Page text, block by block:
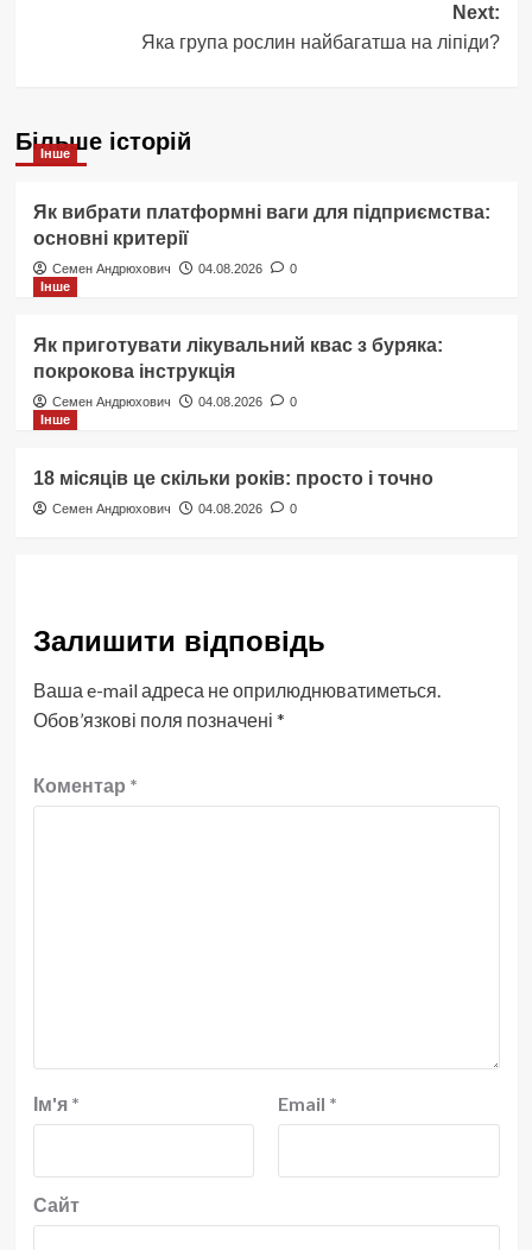
Next:
Яка група рослин найбагатша на ліпіди?
Більше історій
Інше
Як вибрати платформні ваги для підприємства:
основні критерії
Семен Андрюхович 04.08.2026
0
Інше
Як приготувати лікувальний квас з буряка:
покрокова інструкція
Семен Андрюхович 04.08.2026
0
Інше
18 місяців це скільки років: просто і точно
Семен Андрюхович 04.08.2026 0
Залишити відповідь
Ваша e-mail адреса не оприлюднюватиметься.
Обов’язкові поля позначені *
Коментар *
Ім'я * Email *
Сайт